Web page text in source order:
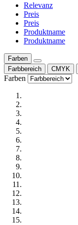
Relevanz
Preis
Preis
Produktname
Produktname
Farben
Farbbereich
CMYK
Farben